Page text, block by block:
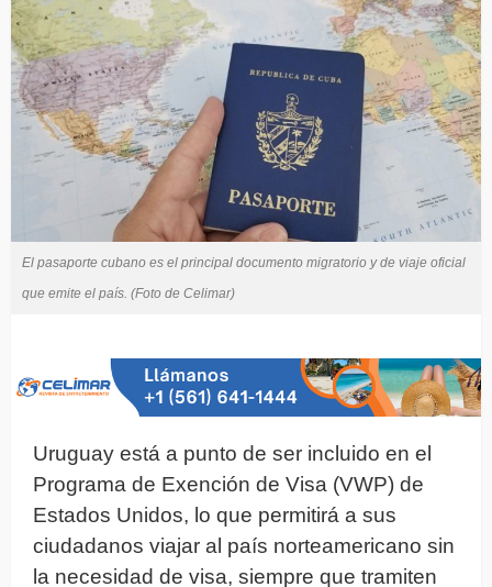
El pasaporte cubano es el principal documento migratorio y de viaje oficial
que emite el país. (Foto de Celimar)
Uruguay está a punto de ser incluido en el
Programa de Exención de Visa (VWP) de
Estados Unidos, lo que permitirá a sus
ciudadanos viajar al país norteamericano sin
la necesidad de visa, siempre que tramiten